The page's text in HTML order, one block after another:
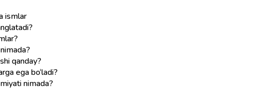
ismlar
qanday?
ega bo‘ladi?
nimada?